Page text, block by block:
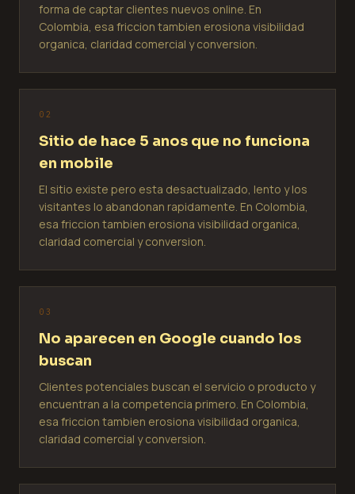
forma de captar clientes nuevos online. En
Colombia, esa friccion tambien erosiona visibilidad
organica, claridad comercial y conversion.
0 2
Sitio de hace 5 anos que no funciona
en mobile
El sitio existe pero esta desactualizado, lento y los
visitantes lo abandonan rapidamente. En Colombia,
esa friccion tambien erosiona visibilidad organica,
claridad comercial y conversion.
0 3
No aparecen en Google cuando los
buscan
Clientes potenciales buscan el servicio o producto y
encuentran a la competencia primero. En Colombia,
esa friccion tambien erosiona visibilidad organica,
claridad comercial y conversion.